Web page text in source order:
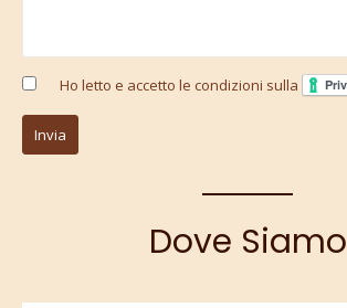
Ho letto e accetto le condizioni sulla
Dove Siamo